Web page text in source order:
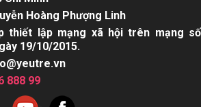
Hoàng Phượng Linh
thiết lập mạng xã hội trên mạng số
19/10/2015.
888 99